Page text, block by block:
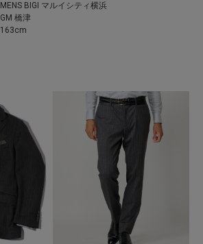
MENS BIGI マルイシティ横浜
GM 橋津
163cm